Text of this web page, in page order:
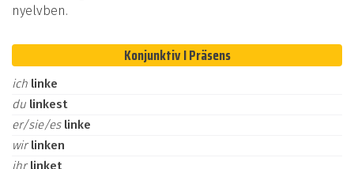
nyelvben.
Konjunktiv I Präsens
ich linke
du linkest
er/sie/es linke
wirlinken
ihrlinket